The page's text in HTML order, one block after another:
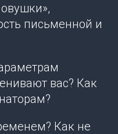
письменной и
вас? Как
Как не